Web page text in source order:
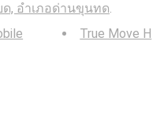
ด, อำเภอด่านขุนทด.
True Move H